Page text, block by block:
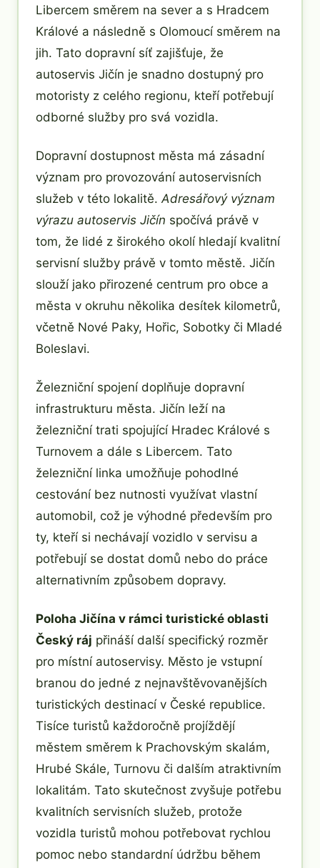
Libercem směrem na sever a s Hradcem
Králové a následně s Olomoucí směrem na
jih. Tato dopravní síť zajišťuje, že
autoservis Jičín je snadno dostupný pro
motoristy z celého regionu, kteří potřebují
odborné služby pro svá vozidla.
Dopravní dostupnost města má zásadní
význam pro provozování autoservisních
služeb v této lokalitě. Adresářový význam
výrazu autoservis Jičín spočívá právě v
tom, že lidé z širokého okolí hledají kvalitní
servisní služby právě v tomto městě. Jičín
slouží jako přirozené centrum pro obce a
města v okruhu několika desítek kilometrů,
včetně Nové Paky, Hořic, Sobotky či Mladé
Boleslavi.
Železniční spojení doplňuje dopravní
infrastrukturu města. Jičín leží na
železniční trati spojující Hradec Králové s
Turnovem a dále s Libercem. Tato
železniční linka umožňuje pohodlné
cestování bez nutnosti využívat vlastní
automobil, což je výhodné především pro
ty, kteří si nechávají vozidlo v servisu a
potřebují se dostat domů nebo do práce
alternativním způsobem dopravy.
Poloha Jičína v rámci turistické oblasti
Český ráj přináší další specifický rozměr
pro místní autoservisy. Město je vstupní
branou do jedné z nejnavštěvovanějších
turistických destinací v České republice.
Tisíce turistů každoročně projíždějí
městem směrem k Prachovským skalám,
Hrubé Skále, Turnovu či dalším atraktivním
lokalitám. Tato skutečnost zvyšuje potřebu
kvalitních servisních služeb, protože
vozidla turistů mohou potřebovat rychlou
pomoc nebo standardní údržbu během